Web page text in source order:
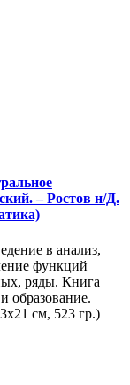
– Ростов н/Д.
в анализ,
функций
ряды. Книга
образование.
см, 523 гр.)